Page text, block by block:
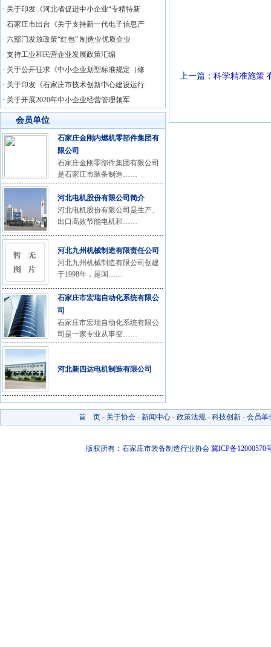
· 关于印发《河北省促进中小企业“专精特新
· 石家庄市出台《关于支持新一代电子信息产
· 六部门发放政策“红包” 制造业优质企业
· 支持工业和民营企业发展政策汇编
· 关于公开征求《中小企业划型标准规定（修
· 关于印发《石家庄市技术创新中心建设运行
· 关于开展2020年中小企业经营管理领军
会员单位
石家庄金刚内燃机零部件集团有
限公司
石家庄金刚零部件集团有限公司
是石家庄市装备制造……
河北电机股份有限公司简介
河北电机股份有限公司是生产、
出口高效节能电机和……
河北九州机械制造有限责任公司
河北九州机械制造有限公司创建
于1998年，是国……
石家庄市宏瑞自动化系统有限公
司
石家庄市宏瑞自动化系统有限公
司是一家专业从事变……
河北新四达电机制造有限公司
上一篇： 科学精准施策
首 页- 关于协会- 新闻中心- 政策法规- 科技创新- 会员单
版权所有：石家庄市装备制造行业协会 冀ICP备12000570